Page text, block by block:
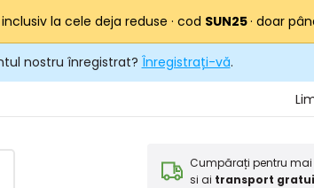
la cele deja reduse · cod SUN25· doar
nostru înregistrat? Înregistrați-vă.
Cumpărați pentru
si ai transport